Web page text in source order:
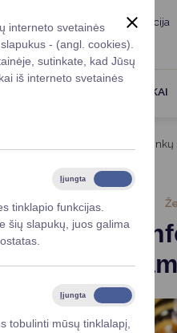
interneto svetainės
- (angl. cookies).
sutinkate, kad Jūsų
iš interneto svetainės
Įjungta
tinklapio funkcijas.
šių slapukų, juos galima
Įjungta
tobulinti mūsų tinklalapį,
Taryba Meras
Registruokitės
Vicemerai
Mero patarėja
Administracija
Savivaldybės
Planavimo
Korupcijos
Viešieji
Lygios
Savivaldybės
Finansų
Karjera DUK
DRUSKININKAI
Aktuali informacija
2024-06-19
Aktuali